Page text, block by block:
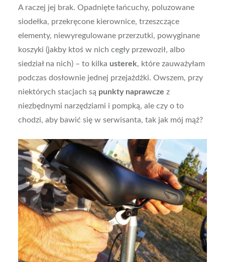
A raczej jej brak. Opadnięte łańcuchy, poluzowane
siodełka, przekręcone kierownice, trzeszczące
elementy, niewyregulowane przerzutki, powyginane
koszyki (jakby ktoś w nich cegły przewoził, albo
siedział na nich) – to kilka usterek, które zauważyłam
podczas dosłownie jednej przejażdżki. Owszem, przy
niektórych stacjach są punkty naprawcze z
niezbędnymi narzędziami i pompką, ale czy o to
chodzi, aby bawić się w serwisanta, tak jak mój mąż?